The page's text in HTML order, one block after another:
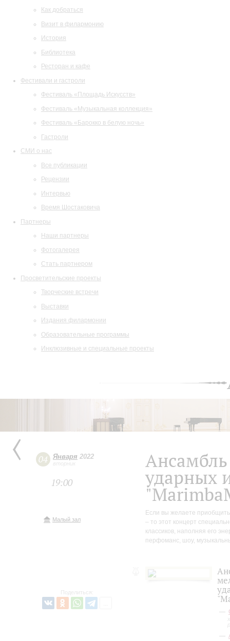
Как добраться
Визит в филармонию
История
Библиотека
Ресторан и кафе
Фестивали и гастроли
Фестиваль «Площадь Искусств»
Фестиваль «Музыкальная коллекция»
Фестиваль «Барокко в белую ночь»
Гастроли
СМИ о нас
Все публикации
Рецензии
Интервью
Время Шостаковича
Партнеры
Наши партнеры
Фотогалерея
Стать партнером
Просветительские проекты
Творческие встречи
Выставки
Издания филармонии
Образовательные программы
Инклюзивные и специальные проекты
04 Января 2022
вторник
19:00
Малый зал
Поделиться:
ударных
Если вы желаете
– то этот концерт
классиков, наполняя его
перфоманс, шоу,